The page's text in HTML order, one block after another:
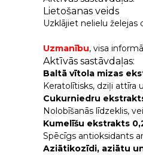
Lietošanas veids
Uzklājiet nelielu želejas
Uzmanību, visa
Aktīvās sastāvdaļas:
Baltā vītola mizas
Keratolītisks, dziļi attīra
Cukurniedru
Nolobīšanās līdzeklis,
Kumelīšu ekstrakts
Spēcīgs antioksidants
Aziātikozīdi, aziātu